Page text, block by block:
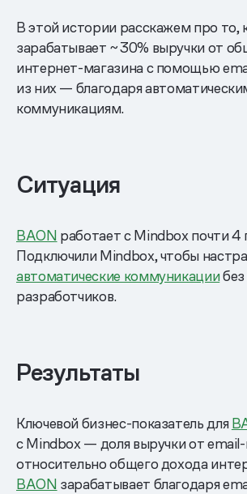
В этой истории расскажем про то,
зарабатывает ~30% выручки от
интернет-магазина с помощью
из них — благодаря
коммуникациям.
Ситуация
BAON работает с Mindbox почти 4
Подключили Mindbox, чтобы
автоматические коммуникациибез
разработчиков.
Результаты
Ключевой бизнес-показатель для
с Mindbox — доля выручки от email-
относительно общего дохода
BAON зарабатывает благодаря